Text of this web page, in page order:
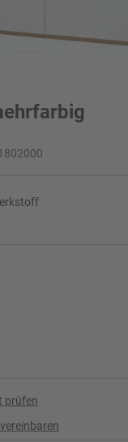
prüfen